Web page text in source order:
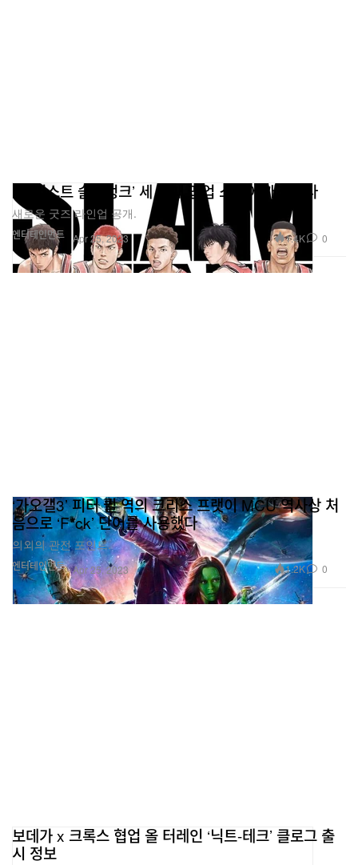
엔터테인먼트
‘더 퍼스트 슬램덩크’ 세 번째 팝업 스토어 개최한다
새로운 굿즈 라인업 공개.
Apr 25, 2023 1.4K 0
엔터테인먼트
‘가오갤3’ 피터 퀼 역의 크리스 프랫이 MCU 역사상 처
음으로 ‘F*ck’ 단어를 사용했다
의외의 관전 포인트.
Apr 25, 2023 1.2K 0
보데가 x 크록스 협업 올 터레인 ‘닉트-테크’ 클로그 출
시 정보